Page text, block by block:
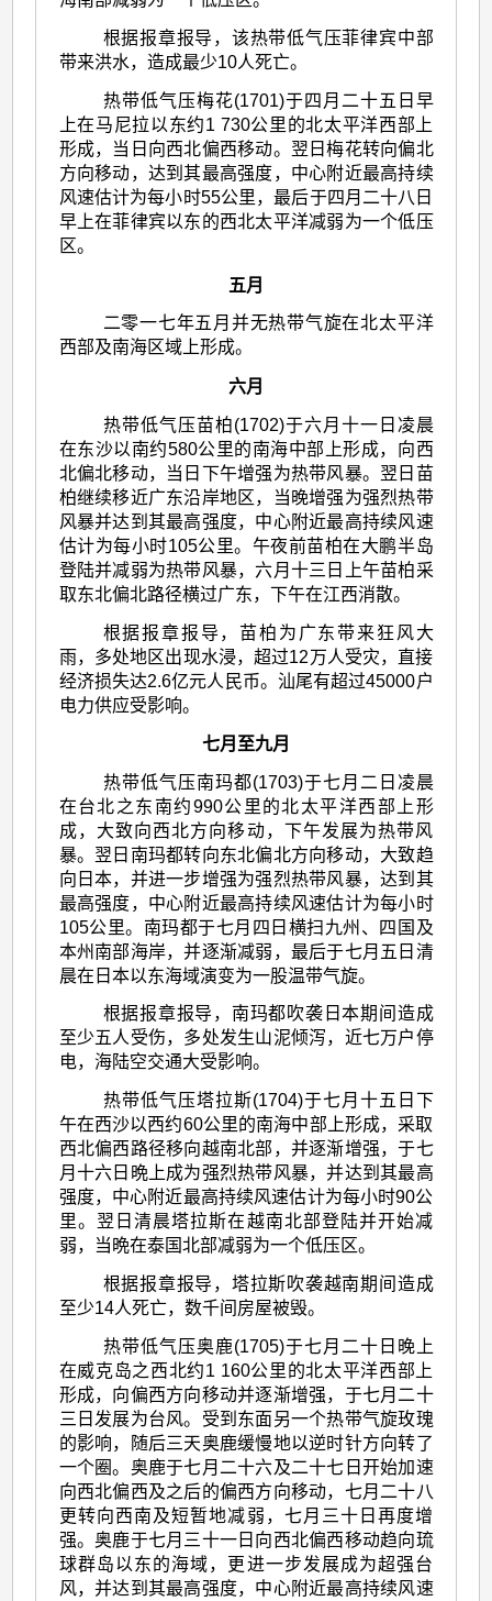
根据报章报导，该热带低气压菲律宾中部
带来洪水，造成最少10人死亡。
热带低气压梅花(1701)于四月二十五日早
上在马尼拉以东约1 730公里的北太平洋西部上
形成，当日向西北偏西移动。翌日梅花转向偏北
方向移动，达到其最高强度，中心附近最高持续
风速估计为每小时55公里，最后于四月二十八日
早上在菲律宾以东的西北太平洋减弱为一个低压
区。
五月
二零一七年五月并无热带气旋在北太平洋
西部及南海区域上形成。
六月
热带低气压苗柏(1702)于六月十一日凌晨
在东沙以南约580公里的南海中部上形成，向西
北偏北移动，当日下午增强为热带风暴。翌日苗
柏继续移近广东沿岸地区，当晚增强为强烈热带
风暴并达到其最高强度，中心附近最高持续风速
估计为每小时105公里。午夜前苗柏在大鹏半岛
登陆并减弱为热带风暴，六月十三日上午苗柏采
取东北偏北路径横过广东，下午在江西消散。
根据报章报导，苗柏为广东带来狂风大
雨，多处地区出现水浸，超过12万人受灾，直接
经济损失达2.6亿元人民币。汕尾有超过45000户
电力供应受影响。
七月至九月
热带低气压南玛都(1703)于七月二日凌晨
在台北之东南约990公里的北太平洋西部上形
成，大致向西北方向移动，下午发展为热带风
暴。翌日南玛都转向东北偏北方向移动，大致趋
向日本，并进一步增强为强烈热带风暴，达到其
最高强度，中心附近最高持续风速估计为每小时
105公里。南玛都于七月四日横扫九州、四国及
本州南部海岸，并逐渐减弱，最后于七月五日清
晨在日本以东海域演变为一股温带气旋。
根据报章报导，南玛都吹袭日本期间造成
至少五人受伤，多处发生山泥倾泻，近七万户停
电，海陆空交通大受影响。
热带低气压塔拉斯(1704)于七月十五日下
午在西沙以西约60公里的南海中部上形成，采取
西北偏西路径移向越南北部，并逐渐增强，于七
月十六日晩上成为强烈热带风暴，并达到其最高
强度，中心附近最高持续风速估计为每小时90公
里。翌日清晨塔拉斯在越南北部登陆并开始减
弱，当晩在泰国北部减弱为一个低压区。
根据报章报导，塔拉斯吹袭越南期间造成
至少14人死亡，数千间房屋被毁。
热带低气压奥鹿(1705)于七月二十日晚上
在威克岛之西北约1 160公里的北太平洋西部上
形成，向偏西方向移动并逐渐增强，于七月二十
三日发展为台风。受到东面另一个热带气旋玫瑰
的影响，随后三天奥鹿缓慢地以逆时针方向转了
一个圈。奥鹿于七月二十六及二十七日开始加速
向西北偏西及之后的偏西方向移动，七月二十八
更转向西南及短暂地减弱，七月三十日再度增
强。奥鹿于七月三十一日向西北偏西移动趋向琉
球群岛以东的海域，更进一步发展成为超强台
风，并达到其最高强度，中心附近最高持续风速